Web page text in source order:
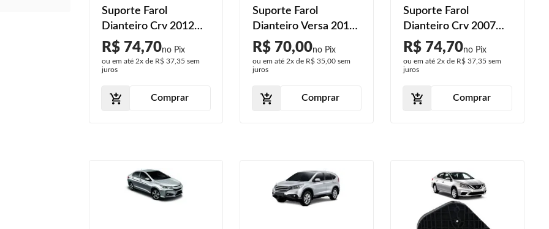
Suporte Farol
Dianteiro Crv 2012
2013 2014
R$ 74,70
ou em até 2xde R$ 37,35 sem
juros
Comprar
Suporte Farol
Dianteiro Versa 2014
2015 2016
R$ 70,00
ou em até 2x de R$ 35,00 sem
juros
Comprar
Suporte Farol
Dianteiro Crv 2007
2008 2009 2010 2011
R$ 74,70
ou em até 2x de R$ 37,35 sem
juros
Comprar